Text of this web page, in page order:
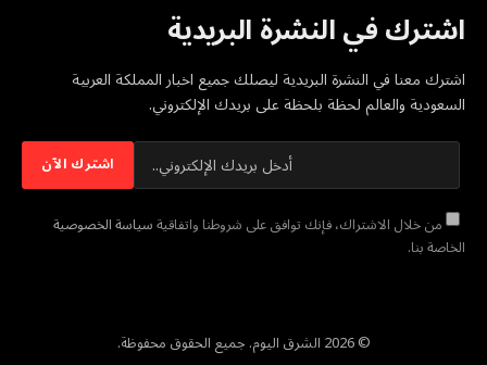
اشترك في النشرة البريدية
اشترك معنا في النشرة البريدية ليصلك جميع اخبار المملكة العربية
السعودية والعالم لحظة بلحظة على بريدك الإلكتروني.
من خلال الاشتراك، فإنك توافق على شروطنا واتفاقيةسياسة الخصوصية
الخاصة بنا.
© 2026 الشرق اليوم. جميع الحقوق محفوظة.